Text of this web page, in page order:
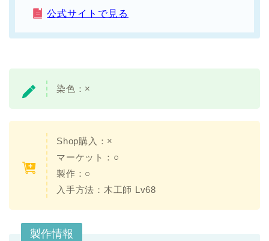
公式サイトで見る
染色： ×
Shop購入：×
マーケット：○
製作：○
入手方法： 木工師 Lv68
製作情報